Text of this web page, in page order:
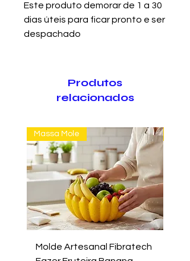
Este produto demorar de 1 a 30
dias úteis para ficar pronto e ser
despachado
Produtos
relacionados
Massa Mole
Molde Artesanal Fibratech